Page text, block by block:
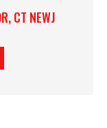
CT NEWJ